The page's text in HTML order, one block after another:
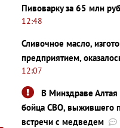
Пивоварку за 65 млн
12:48
Сливочное масло,
предприятием,
12:07
В Минздраве Алтая
бойца СВО, выжившего
встречи с медведем